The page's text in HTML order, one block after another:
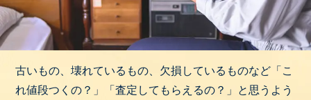
古いもの、壊れているもの、欠損しているものなど「こ
れ値段つくの？」「査定してもらえるの？」と思うよう